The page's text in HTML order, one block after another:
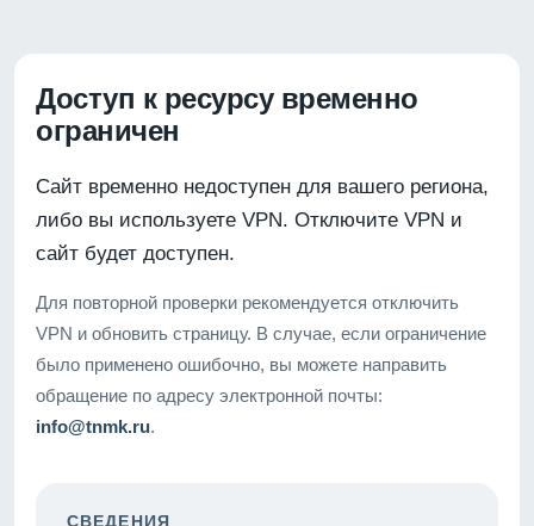
Доступ к ресурсу временно
ограничен
Сайт временно недоступен для вашего региона,
либо вы используете VPN. Отключите VPN и
сайт будет доступен.
Для повторной проверки рекомендуется отключить
VPN и обновить страницу. В случае, если ограничение
было применено ошибочно, вы можете направить
обращение по адресу электронной почты:
info@tnmk.ru.
СВЕДЕНИЯ